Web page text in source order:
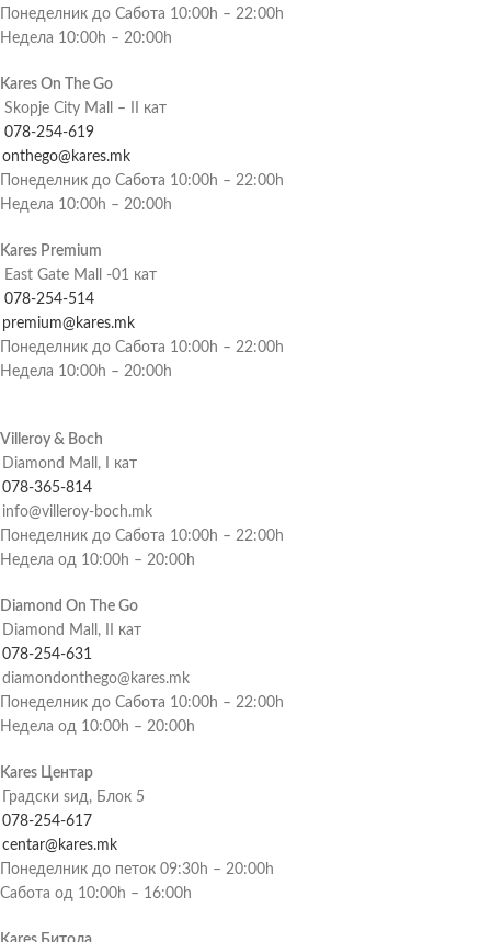
Понеделник до Сабота 10:00h – 22:00h
Недела 10:00h – 20:00h
Kares On The Go
Skopje City Mall – II кат
078-254-619
onthego@kares.mk
Понеделник до Сабота 10:00h – 22:00h
Недела 10:00h – 20:00h
Kares Premium
East Gate Mall -01 кат
078-254-514
premium@kares.mk
Понеделник до Сабота 10:00h – 22:00h
Недела 10:00h – 20:00h
Villeroy & Boch
Diamond Mall, I кат
078-365-814
info@villeroy-boch.mk
Понеделник до Сабота 10:00h – 22:00h
Недела од 10:00h – 20:00h
Diamond On The Go
Diamond Mall, II кат
078-254-631
diamondonthego@kares.mk
Понеделник до Сабота 10:00h – 22:00h
Недела од 10:00h – 20:00h
Kares Центар
Градски ѕид, Блок 5
078-254-617
centar@kares.mk
Понеделник до петок 09:30h – 20:00h
Сабота од 10:00h – 16:00h